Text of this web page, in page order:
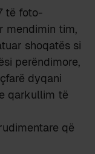
të foto-
mendimin tim,
shoqatës si
perëndimore,
dyqani
qarkullim të
që